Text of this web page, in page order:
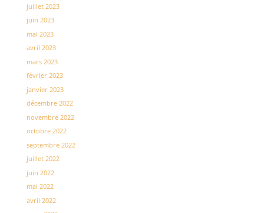
juillet 2023
juin 2023
mai 2023
avril 2023
mars 2023
février 2023
janvier 2023
décembre 2022
novembre 2022
octobre 2022
septembre 2022
juillet 2022
juin 2022
mai 2022
avril 2022